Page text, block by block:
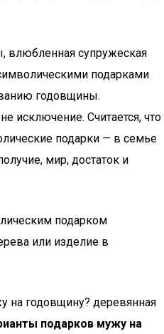
супружеская
подарками
годовщины.
исключение. Считается, что
подарки — в семье
мир, достаток и
подарком
или изделие в
на годовщину? деревянная
подарков мужу на